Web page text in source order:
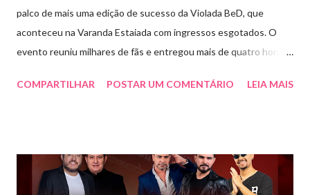
palco de mais uma edição de sucesso da Violada BeD, que
aconteceu na Varanda Estaiada com ingressos esgotados. O
evento reuniu milhares de fãs e entregou mais de quatro horas
de hits, Bruninho & Davi incendiaram o palco e contaram com
única, com o público cantando junto do início ao fim. Criado em
2018, o projeto Violada BeD se tornou uma verdadeira marca
COMPARTILHAR POSTAR UM COMENTÁRIO LEIA MAIS